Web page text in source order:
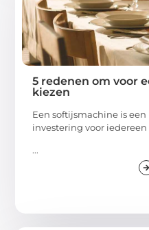
5 redenen om voor
kiezen
Een softijsmachine is
investering voor iedereen
...